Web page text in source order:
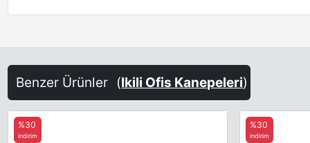
Benzer Ürünler (Ikili Ofis Kanepeleri)
%30
indirim
%30
indirim